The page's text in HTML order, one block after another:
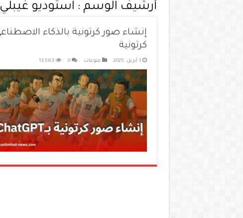
أرشيف الوسم : استوديو غيبلي
كرتونية
1 أبريل، 2025 منوعات 0
13,563